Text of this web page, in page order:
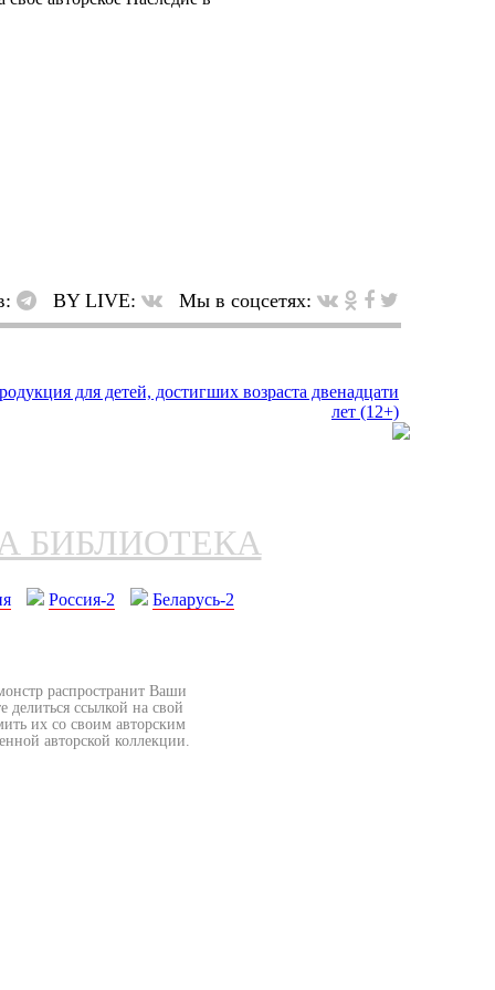
BY LIVE: Мы в соцсетях:
БИБЛИОТЕКА
Россия-2
Беларусь-2
распространит Ваши
ссылкой на свой
их со своим авторским
авторской коллекции.